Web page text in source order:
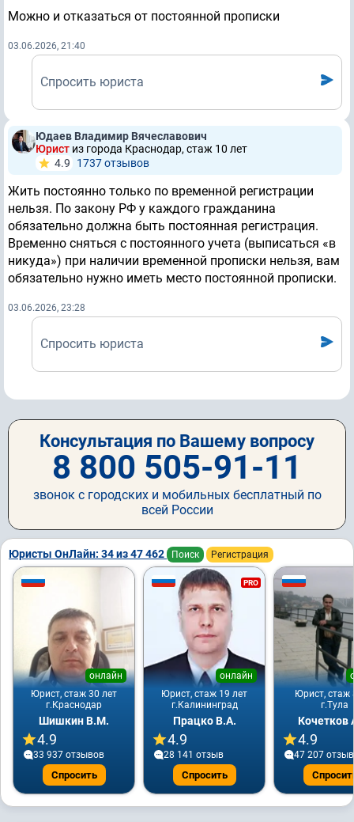
Можно и отказаться от постоянной прописки
03.06.2026, 21:40
Спросить юриста
Юдаев Владимир Вячеславович
Юрист из города Краснодар, стаж 10 лет
4.9
1737 отзывов
Жить постоянно только по временной регистрации
нельзя. По закону РФ у каждого гражданина
обязательно должна быть постоянная регистрация.
Временно сняться с постоянного учета (выписаться «в
никуда») при наличии временной прописки нельзя, вам
обязательно нужно иметь место постоянной прописки.
03.06.2026, 23:28
Спросить юриста
Консультация по Вашему вопросу
8 800 505-91-11
звонок с городских и мобильных бесплатный по
всей России
Юристы ОнЛайн: 34 из 47 462 Поиск Регистрация
Юрист, стаж 30 лет
онлайн
г.Краснодар
Шишкин В.М.
4.9
33 937 отзывов
Спросить
PRO
Юрист, стаж 19 лет
онлайн
г.Калининград
Працко В.А.
4.9
28 141 отзыв
Спросить
Юрист, стаж
г.Тула
Кочетков
4.9
47 207